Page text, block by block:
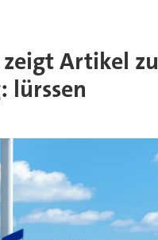
zeigt Artikel zu
lürssen